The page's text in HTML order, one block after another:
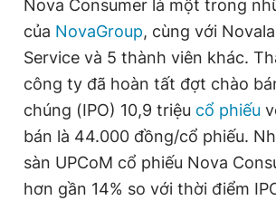
Đọc Thanh Niên trên điện thoại
Theo dõi báo trên
Nova Consumer là một trong
của NovaGroup, cùng với
Service và 5 thành viên khác.
công ty đã hoàn tất đợt chào
chúng (IPO) 10,9 triệu cổ phiếu
bán là 44.000 đồng/cổ phiếu.
sàn UPCoM cổ phiếu Nova
hơn gần 14% so với thời điểm